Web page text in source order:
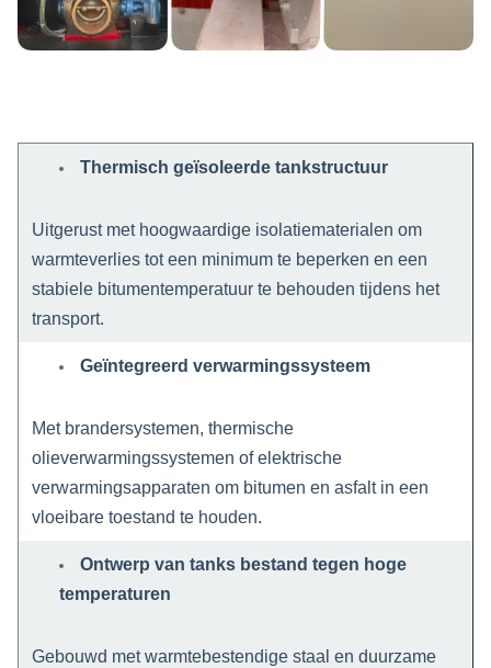
Thermisch geïsoleerde tankstructuur
Uitgerust met hoogwaardige isolatiematerialen om
warmteverlies tot een minimum te beperken en een
stabiele bitumentemperatuur te behouden tijdens het
transport.
Geïntegreerd verwarmingssysteem
Met brandersystemen, thermische
olieverwarmingssystemen of elektrische
verwarmingsapparaten om bitumen en asfalt in een
vloeibare toestand te houden.
Ontwerp van tanks bestand tegen hoge
temperaturen
Gebouwd met warmtebestendige staal en duurzame